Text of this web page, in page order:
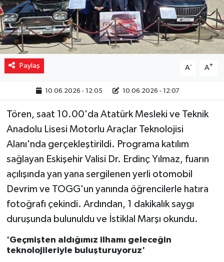
Paylaş A- A+
10.06.2026 - 12:05 10.06.2026 - 12:07
Tören, saat 10.00'da Atatürk Mesleki ve Teknik
Anadolu Lisesi Motorlu Araçlar Teknolojisi
Alanı'nda gerçekleştirildi. Programa katılım
sağlayan Eskişehir Valisi Dr. Erdinç Yılmaz, fuarın
açılışında yan yana sergilenen yerli otomobil
Devrim ve TOGG'un yanında öğrencilerle hatıra
fotoğrafı çekindi. Ardından, 1 dakikalık saygı
duruşunda bulunuldu ve İstiklal Marşı okundu.
'Geçmişten aldığımız ilhamı geleceğin
teknolojileriyle buluşturuyoruz'